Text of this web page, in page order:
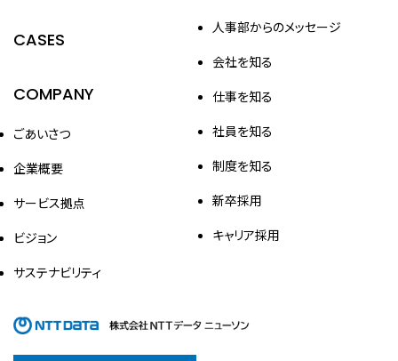
CASES
COMPANY
ごあいさつ
企業概要
サービス拠点
ビジョン
サステナビリティ
人事部からのメッセージ
会社を知る
仕事を知る
社員を知る
制度を知る
新卒採用
キャリア採用